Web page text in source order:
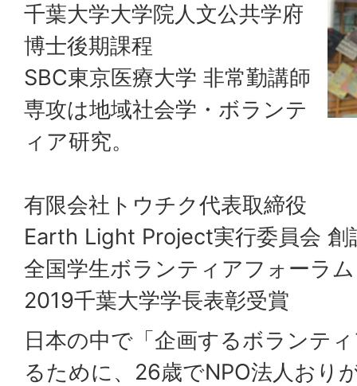
千葉大学大学院人文公共学府
博士後期課程
SBC東京医療大学 非常勤講師
専攻は地域社会学・ボランテ
ィア研究。
有限会社トウチク代表取締役
Earth Light Project実行委員会 創
全国学生ボランティアフォーラ
2019千葉大学学長表彰受賞
日本の中で「企画するボランテ
るために、26歳でNPO法人おり